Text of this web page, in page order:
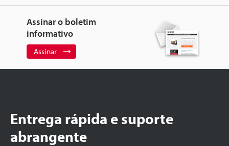
Assinar o boletim
informativo
Assinar
Entrega rápida e suporte
abrangente